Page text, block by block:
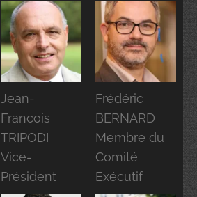
Jean-
François
TRIPODI
Vice-
Président
Frédéric
BERNARD
Membre du
Comité
Exécutif